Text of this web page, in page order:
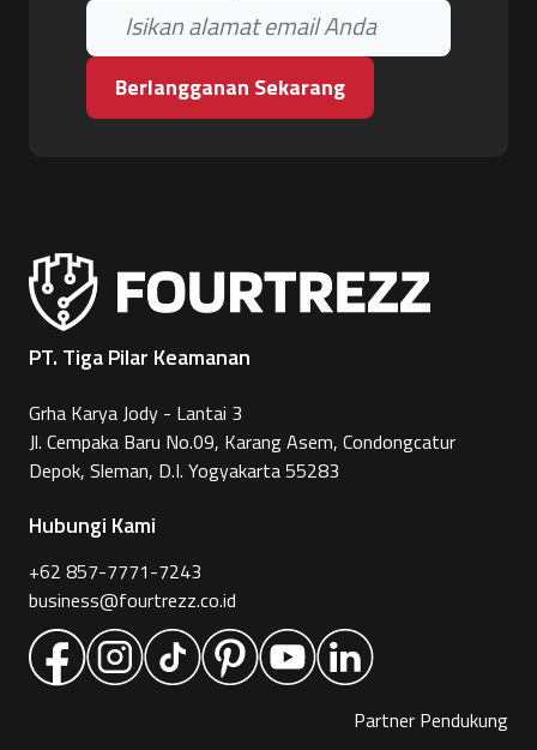
Berlangganan Sekarang
PT. Tiga Pilar Keamanan
Grha Karya Jody - Lantai 3
Jl. Cempaka Baru No.09, Karang Asem, Condongcatur
Depok, Sleman, D.I. Yogyakarta 55283
Hubungi Kami
+62 857-7771-7243
business@fourtrezz.co.id
Partner Pendukung